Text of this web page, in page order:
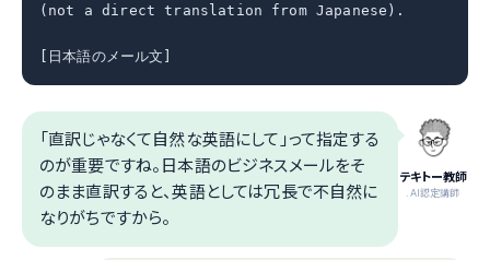
(not a direct translation from Japanese).
[日本語のメール文]
テキトー教師
.AI認定講師
「直訳じゃなくて自然な英語にして」って指定する
のが重要ですね。日本語のビジネスメールをそ
のまま直訳すると、英語としては冗長で不自然に
なりがちですから。